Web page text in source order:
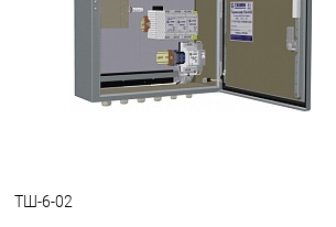
В избранное
В наличии
ТШ-6-02